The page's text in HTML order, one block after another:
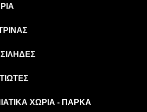
ΧΩΡΙΆ - ΠΆΡΚΑ